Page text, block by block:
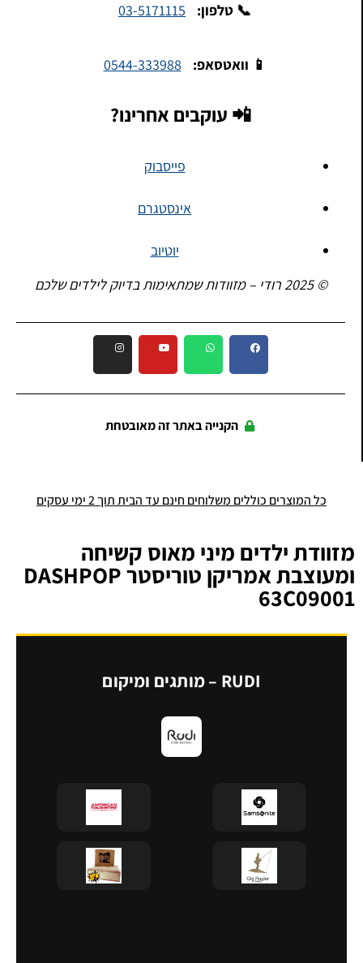
📞 טלפון: 03-5171115
📱 וואטסאפ: 0544-333988
📲 עוקבים אחרינו?
פייסבוק
אינסטגרם
יוטיוב
© 2025 רודי – מזוודות שמתאימות בדיוק לילדים שלכם
הקנייה באתר זה מאובטחת
כל המוצרים כוללים משלוחים חינם עד הבית תוך 2 ימי עסקים
מזוודת ילדים מיני מאוס קשיחה
ומעוצבת אמריקן טוריסטר DASHPOP
63C09001
RUDI – מותגים ומיקום